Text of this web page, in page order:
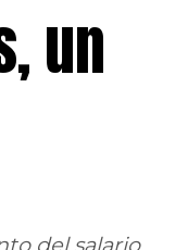
un
del salario